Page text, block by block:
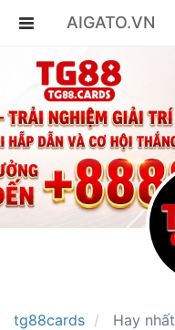
AIGATO.VN
tg88cards Hay nhất